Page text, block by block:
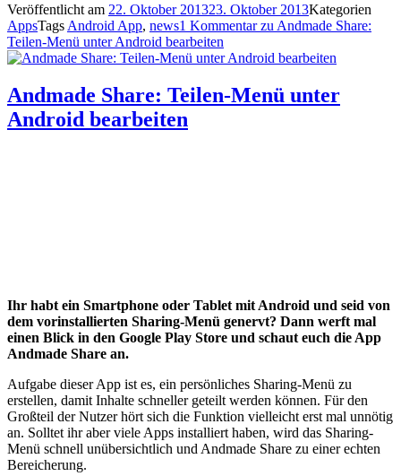
Veröffentlicht am 22. Oktober 201323. Oktober 2013Kategorien
AppsTags Android App, news1 Kommentarzu Andmade Share:
Teilen-Menü unter Android bearbeiten
Andmade Share: Teilen-Menü unter
Android bearbeiten
Ihr habt ein Smartphone oder Tablet mit Android und seid von
dem vorinstallierten Sharing-Menü genervt? Dann werft mal
einen Blick in den Google Play Store und schaut euch die App
Andmade Share an.
Aufgabe dieser App ist es, ein persönliches Sharing-Menü zu
erstellen, damit Inhalte schneller geteilt werden können. Für den
Großteil der Nutzer hört sich die Funktion vielleicht erst mal unnötig
an. Solltet ihr aber viele Apps installiert haben, wird das Sharing-
Menü schnell unübersichtlich und Andmade Share zu einer echten
Bereicherung.